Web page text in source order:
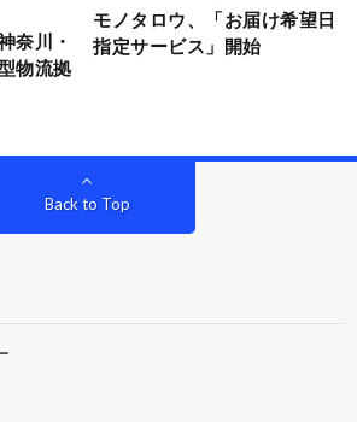
奈川・
物流拠
モノタロウ、「お届け希望日
指定サービス」開始
Back to Top